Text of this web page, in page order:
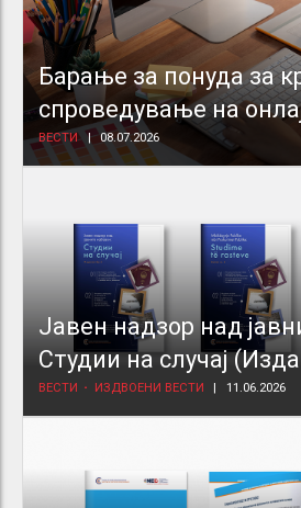
Барање за понуда за
спроведување на
ВЕСТИ 08.07.2026
Јавен надзор над
Студии на случај
ВЕСТИ ИЗДВОЕНИ ВЕСТИ 11.06.2026